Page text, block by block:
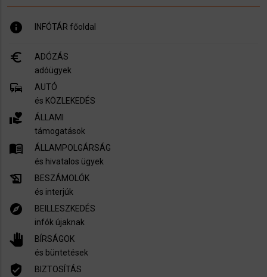
info INFÓTÁR főoldal
euro_symbol
ADÓZÁS
adóügyek
commute
AUTÓ
és KÖZLEKEDÉS
volunteer_activism
ÁLLAMI
támogatások
menu_book
ÁLLAMPOLGÁRSÁG
és hivatalos ügyek
history_edu
BESZÁMOLÓK
és interjúk
explore
BEILLESZKEDÉS
infók újaknak
pan_tool
BÍRSÁGOK
és büntetések
verified_user
BIZTOSÍTÁS